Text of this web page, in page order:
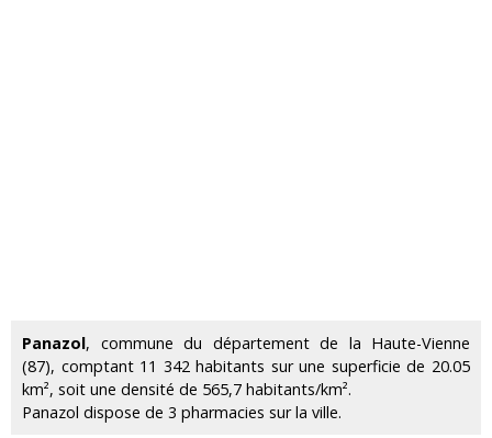
Panazol, commune du département de la Haute-Vienne
(87), comptant 11 342 habitants sur une superficie de 20.05
km², soit une densité de 565,7 habitants/km².
Panazol dispose de 3 pharmacies sur la ville.